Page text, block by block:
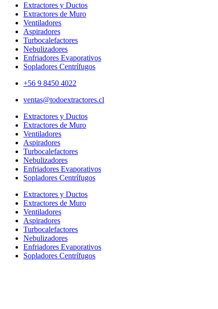
Extractores y Ductos
Extractores de Muro
Ventiladores
Aspiradores
Turbocalefactores
Nebulizadores
Enfriadores Evaporativos
Sopladores Centrífugos
+56 9 8450 4022
ventas@todoextractores.cl
Extractores y Ductos
Extractores de Muro
Ventiladores
Aspiradores
Turbocalefactores
Nebulizadores
Enfriadores Evaporativos
Sopladores Centrífugos
Extractores y Ductos
Extractores de Muro
Ventiladores
Aspiradores
Turbocalefactores
Nebulizadores
Enfriadores Evaporativos
Sopladores Centrífugos